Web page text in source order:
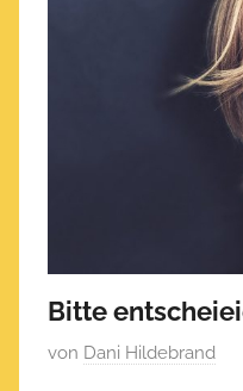
Bitte
V
von Dani Hildebrand